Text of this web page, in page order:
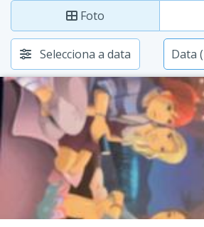
Foto
Selecciona a data